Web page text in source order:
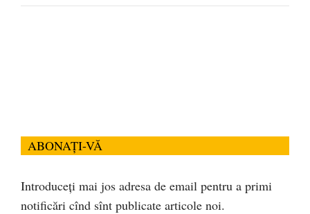
ABONAȚI-VĂ
Introduceți mai jos adresa de email pentru a primi
notificări cînd sînt publicate articole noi.